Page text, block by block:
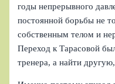
годы непрерывного
постоянной борьбы не
собственным телом и
Переход к Тарасовой
тренера, а найти